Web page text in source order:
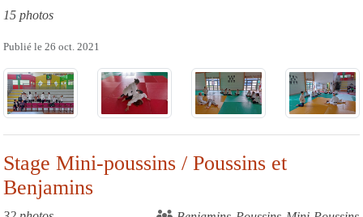
15 photos
Publié le 26 oct. 2021
Stage Mini-poussins / Poussins et
Benjamins